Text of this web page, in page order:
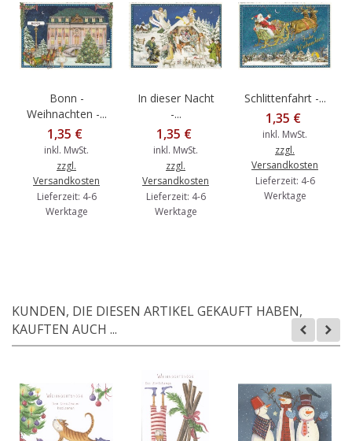
Bonn -
Weihnachten -...
1,35 €
inkl. MwSt.
zzgl.
Versandkosten
Lieferzeit: 4-6
Werktage
In dieser Nacht
-...
1,35 €
inkl. MwSt.
zzgl.
Versandkosten
Lieferzeit: 4-6
Werktage
Schlittenfahrt -...
1,35 €
inkl. MwSt.
zzgl.
Versandkosten
Lieferzeit: 4-6
Werktage
KUNDEN, DIE DIESEN ARTIKEL GEKAUFT HABEN,
KAUFTEN AUCH ...